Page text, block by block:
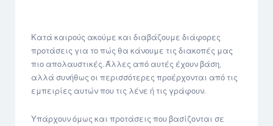
Κατά καιρούς ακούμε και διαβάζουμε διάφορες
προτάσεις για το πώς θα κάνουμε τις διακοπές μας
πιο απολαυστικές. Άλλες από αυτές έχουν βάση,
αλλά συνήθως οι περισσότερες προέρχονται από τις
εμπειρίες αυτών που τις λένε ή τις γράφουν.
Υπάρχουν όμως και προτάσεις που βασίζονται σε